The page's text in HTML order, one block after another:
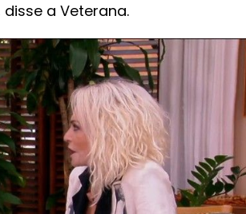
a Veterana.